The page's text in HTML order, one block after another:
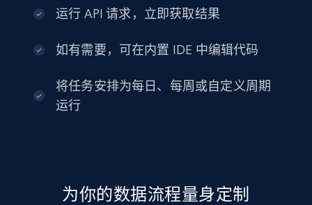
运行 API 请求，立即获取结果
如有需要，可在内置 IDE 中编辑代码
将任务安排为每日、每周或自定义周期
运行
为你的数据流程量身定制